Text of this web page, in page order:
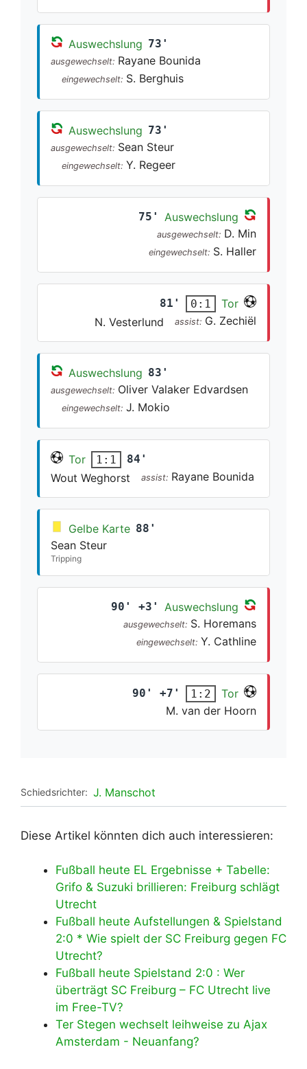
Auswechslung 73'
ausgewechselt: Rayane Bounida
eingewechselt: S. Berghuis
Auswechslung 73'
ausgewechselt: Sean Steur
eingewechselt: Y. Regeer
75' Auswechslung
ausgewechselt: D. Min
eingewechselt: S. Haller
81' 0:1
Tor
N. Vesterlund
assist: G. Zechiël
Auswechslung 83'
ausgewechselt: Oliver Valaker Edvardsen
eingewechselt: J. Mokio
Tor 1:1 84'
Wout Weghorst assist: Rayane Bounida
Gelbe Karte 88'
Sean Steur
Tripping
90' +3' Auswechslung
ausgewechselt: S. Horemans
eingewechselt: Y. Cathline
90' +7' 1:2
Tor
M. van der Hoorn
Schiedsrichter: J. Manschot
Diese Artikel könnten dich auch interessieren:
Fußball heute EL Ergebnisse + Tabelle:
Grifo & Suzuki brillieren: Freiburg schlägt
Utrecht
Fußball heute Aufstellungen & Spielstand
2:0 * Wie spielt der SC Freiburg gegen FC
Utrecht?
Fußball heute Spielstand 2:0 : Wer
überträgt SC Freiburg – FC Utrecht live
im Free-TV?
Ter Stegen wechselt leihweise zu Ajax
Amsterdam - Neuanfang?